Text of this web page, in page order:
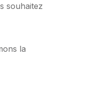
souhaitez
la